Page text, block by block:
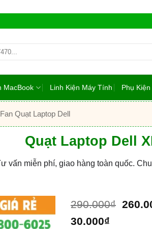
MacBook Linh Kiện Máy Tính Phụ
Fan Quạt Laptop Dell
Quạt Laptop Dell
vấn miễn phí, giao hàng toàn quốc.
290.000₫
30.000₫